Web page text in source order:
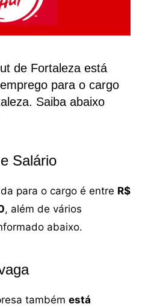
de Fortaleza está
para o cargo
Saiba abaixo
Salário
para o cargo é entre R$
, além de vários
abaixo.
também está